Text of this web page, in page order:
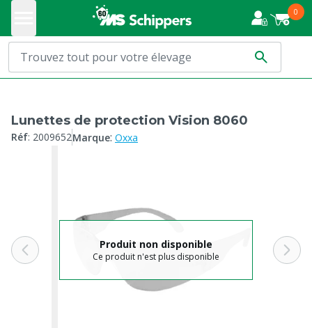
0
Lunettes de protection Vision 8060
Réf: 2009652Marque: Oxxa
Produit non disponible
Ce produit n'est plus disponible